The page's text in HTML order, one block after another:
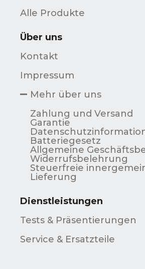
Alle Produkte
Über uns
Kontakt
Impressum
Mehr über uns
Zahlung und Versand
Garantie
Batteriegesetz
Allgemeine
Widerrufsbelehrung
Steuerfreie
Lieferung
Dienstleistungen
Tests & Präsentierungen
Service & Ersatzteile